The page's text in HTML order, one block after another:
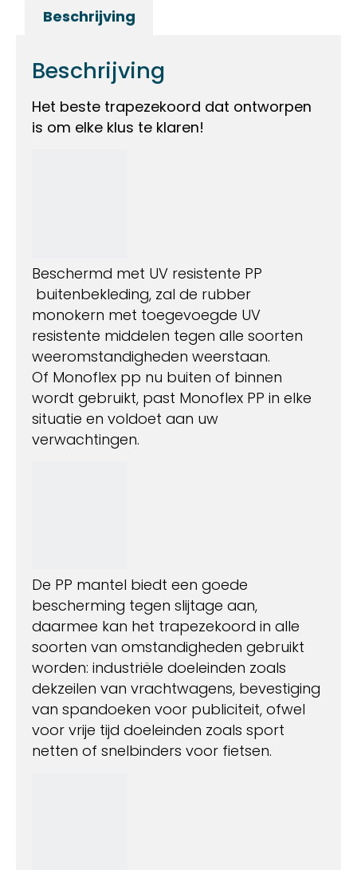
Beschrijving
Beschrijving
Het beste trapezekoord dat ontworpen
is om elke klus te klaren!
Beschermd met UV resistente PP
buitenbekleding, zal de rubber
monokern met toegevoegde UV
resistente middelen tegen alle soorten
weeromstandigheden weerstaan.
Of Monoflex pp nu buiten of binnen
wordt gebruikt, past Monoflex PP in elke
situatie en voldoet aan uw
verwachtingen.
De PP mantel biedt een goede
bescherming tegen slijtage aan,
daarmee kan het trapezekoord in alle
soorten van omstandigheden gebruikt
worden: industriële doeleinden zoals
dekzeilen van vrachtwagens, bevestiging
van spandoeken voor publiciteit, ofwel
voor vrije tijd doeleinden zoals sport
netten of snelbinders voor fietsen.